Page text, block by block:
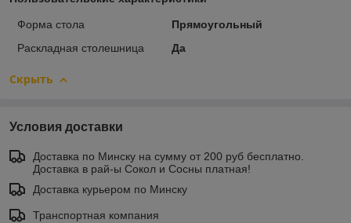
Форма стола
Прямоугольный
Раскладная столешница
Да
Скрыть
Условия доставки
Доставка по Минску на сумму от 200 руб бесплатно.
Доставка в рай-ы Сокол и Сосны платная!
Доставка курьером по Минску
Транспортная компания